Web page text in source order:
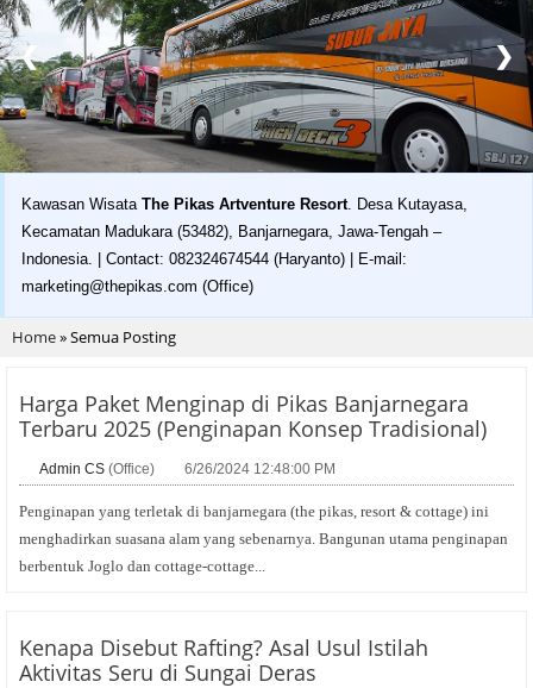
❮ ❯
Kawasan Wisata The Pikas Artventure Resort. Desa Kutayasa,
Kecamatan Madukara (53482), Banjarnegara, Jawa-Tengah –
Indonesia. | Contact: 082324674544 (Haryanto) | E-mail:
marketing@thepikas.com (Office)
Home»Semua Posting
Harga Paket Menginap di Pikas Banjarnegara
Terbaru 2025 (Penginapan Konsep Tradisional)
Admin CS (Office) 6/26/2024 12:48:00 PM
Penginapan yang terletak di banjarnegara (the pikas, resort & cottage) ini
menghadirkan suasana alam yang sebenarnya. Bangunan utama penginapan
berbentuk Joglo dan cottage-cottage...
Kenapa Disebut Rafting? Asal Usul Istilah
Aktivitas Seru di Sungai Deras